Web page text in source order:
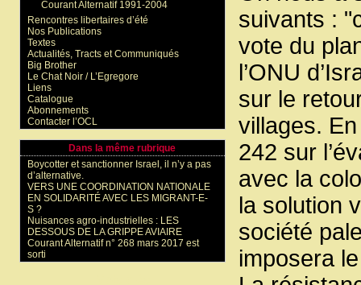
suivants :
vote du
l’ONU
sur le
villages.
242 sur
avec la
la solution
société
imposera
Courant Alternatif 1991-2004
Rencontres libertaires d’été
Nos Publications
Textes
Actualités, Tracts et Communiqués
Big Brother
Le Chat Noir / L’Egregore
Liens
Catalogue
Abonnements
Contacter l’OCL
Dans la même rubrique
Boycotter et sanctionner Israel, il n’y a pas
d’alternative.
VERS UNE COORDINATION NATIONALE
EN SOLIDARITÉ AVEC LES MIGRANT-E-
S ?
Nuisances agro-industrielles : LES
DESSOUS DE LA GRIPPE AVIAIRE
Courant Alternatif n° 268 mars 2017 est
sorti